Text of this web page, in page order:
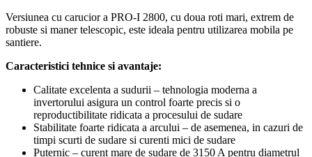
Versiunea cu carucior a PRO-I 2800, cu doua roti mari, extrem de
robuste si maner telescopic, este ideala pentru utilizarea mobila pe
santiere.
Caracteristici tehnice si avantaje:
Calitate excelenta a sudurii – tehnologia moderna a
invertorului asigura un control foarte precis si o
reproductibilitate ridicata a procesului de sudare
Stabilitate foarte ridicata a arcului – de asemenea, in cazuri de
timpi scurti de sudare si curenti mici de sudare
Puternic – curent mare de sudare de 3150 A pentru diametrul